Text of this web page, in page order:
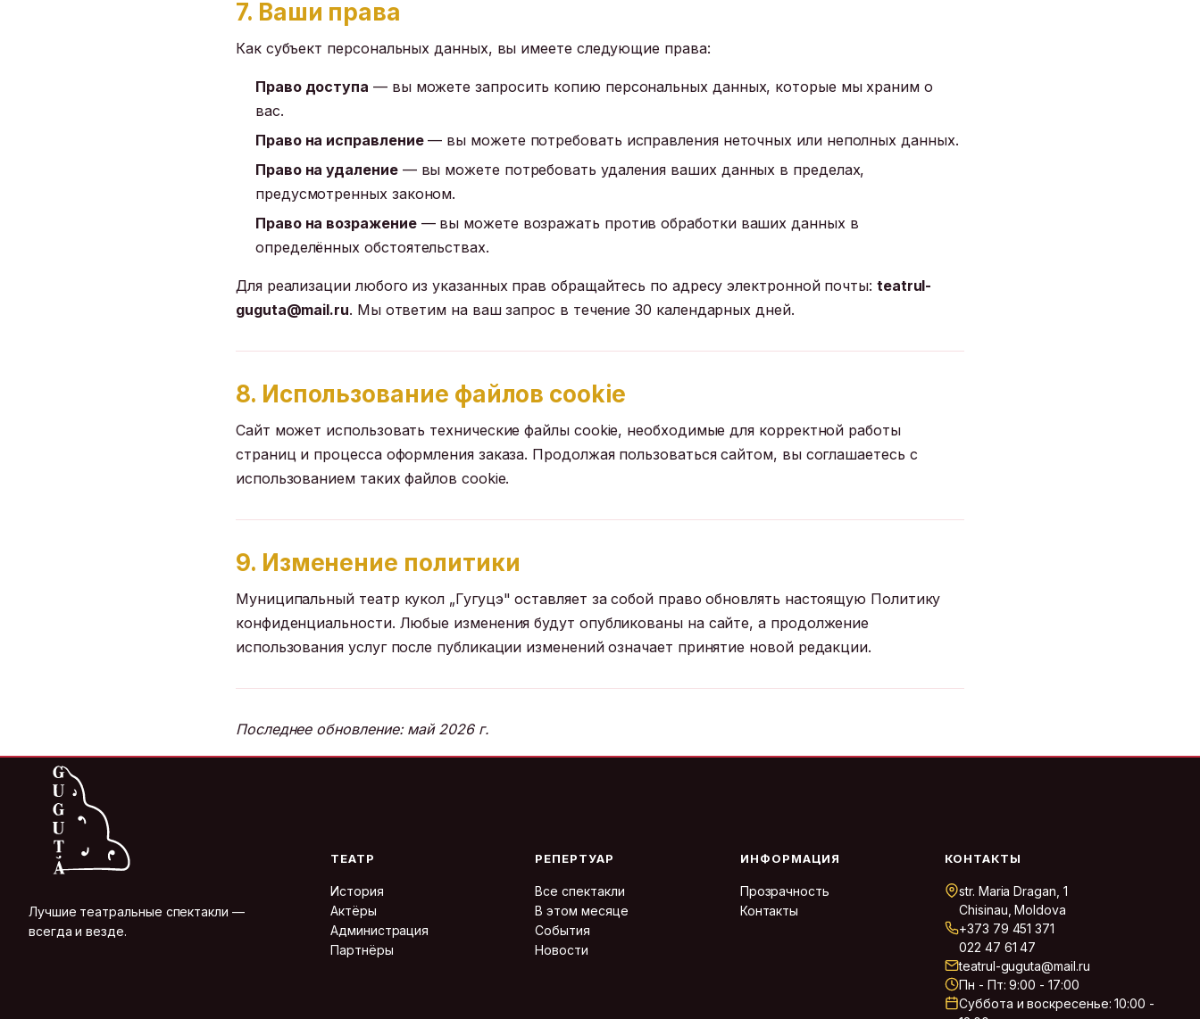
7. Ваши права
Как субъект персональных данных, вы имеете следующие права:
Право доступа — вы можете запросить копию персональных данных, которые мы храним о
вас.
Право на исправление— вы можете потребовать исправления неточных или неполных данных.
Право на удаление— вы можете потребовать удаления ваших данных в пределах,
предусмотренных законом.
Право на возражение— вы можете возражать против обработки ваших данных в
определённых обстоятельствах.
Для реализации любого из указанных прав обращайтесь по адресу электронной почты: teatrul-
guguta@mail.ru. Мы ответим на ваш запрос в течение 30 календарных дней.
8. Использование файлов cookie
Сайт может использовать технические файлы cookie, необходимые для корректной работы
страниц и процесса оформления заказа. Продолжая пользоваться сайтом, вы соглашаетесь с
использованием таких файлов cookie.
9. Изменение политики
Муниципальный театр кукол „Гугуцэ" оставляет за собой право обновлять настоящую Политику
конфиденциальности. Любые изменения будут опубликованы на сайте, а продолжение
использования услуг после публикации изменений означает принятие новой редакции.
Последнее обновление: май 2026 г.
Лучшие театральные спектакли —
всегда и везде.
ТЕАТР
История
Актёры
Администрация
Партнёры
РЕПЕРТУАР
Все спектакли
В этом месяце
События
Новости
ИНФОРМАЦИЯ
Прозрачность
Контакты
КОНТАКТЫ
str. Maria Dragan, 1
Chisinau, Moldova
+373 79 451 371
022 47 61 47
teatrul-guguta@mail.ru
Пн - Пт: 9:00 - 17:00
Суббота и воскресенье: 10:00 -